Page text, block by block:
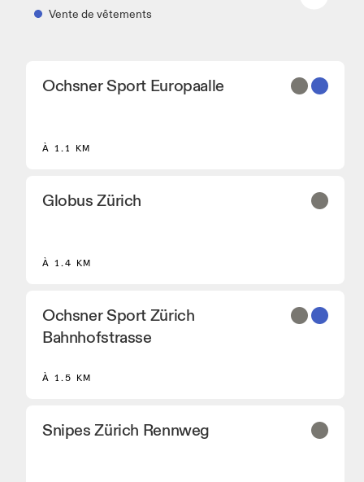
Vente de vêtements
Vendeurs de chaussures qui proposent les
Lieux où toute la gamme et l'expérience On sont
Ochsner Sport Europaalle
À 1.1 KM
Globus Zürich
À 1.4 KM
Ochsner Sport Zürich
Bahnhofstrasse
À 1.5 KM
Snipes Zürich Rennweg